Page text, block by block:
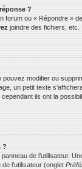
?
forum ou « Répondre »
joindre des fichiers, etc.
pouvez modifier ou
un petit texte
ils ont la
?
de l’utilisateur.
l’utilisateur (onglet